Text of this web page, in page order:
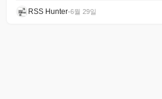
RSS Hunter•6월 29일